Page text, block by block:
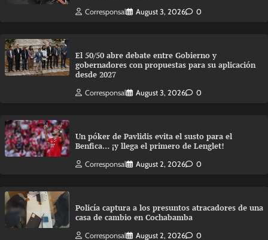
Corresponsal August 3, 2026 0
El 50/50 abre debate entre Gobierno y
gobernadores con propuestas para su aplicación
desde 2027
Corresponsal August 3, 2026 0
Un póker de Pavlidis evita el susto para el
Benfica… ¡y llega el primero de Lenglet!
Corresponsal August 2, 2026 0
Policía captura a los presuntos atracadores de una
casa de cambio en Cochabamba
Corresponsal August 2, 2026 0